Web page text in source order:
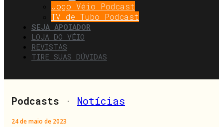
Jogo Véio Podcast
TV de Tubo Podcast
SEJA APOIADOR
LOJA DO VÉIO
REVISTAS
TIRE SUAS DÚVIDAS
Podcasts · Notícias
24 de maio de 2023